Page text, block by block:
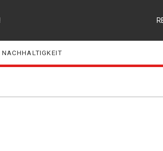
NACHHALTIGKEIT